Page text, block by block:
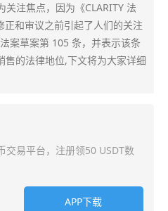
关注焦点，因为《CLARITY 法
和审议之前引起了人们的关注
案草案第 105 条，并表示该条
售的法律地位,下文将为大家详细
交易平台，注册领50 USDT数
APP下载